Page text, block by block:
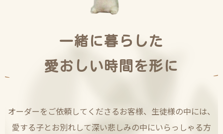
一緒に暮らした
愛おしい時間を形に
オーダーをご依頼してくださるお客様、生徒様の中には、
愛する子とお別れして深い悲しみの中にいらっしゃる方